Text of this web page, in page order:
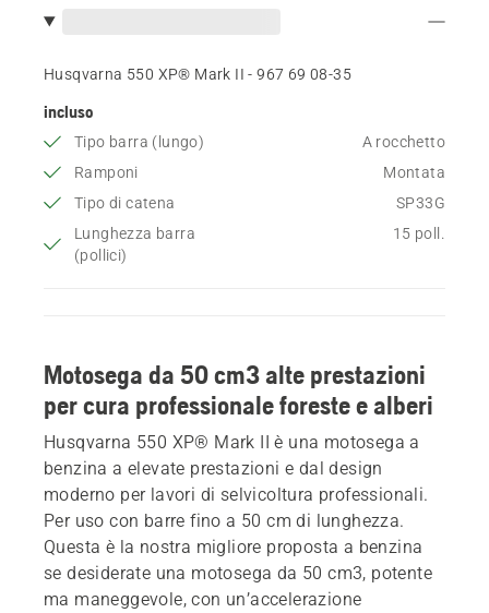
Husqvarna 550 XP® Mark II - 967 69 08‑35
incluso
Tipo barra (lungo)
A rocchetto
Ramponi
Montata
Tipo di catena
SP33G
Lunghezza barra
(pollici)
15 poll.
Motosega da 50 cm3 alte prestazioni
per cura professionale foreste e alberi
Husqvarna 550 XP® Mark II è una motosega a
benzina a elevate prestazioni e dal design
moderno per lavori di selvicoltura professionali.
Per uso con barre fino a 50 cm di lunghezza.
Questa è la nostra migliore proposta a benzina
se desiderate una motosega da 50 cm3, potente
ma maneggevole, con un’accelerazione